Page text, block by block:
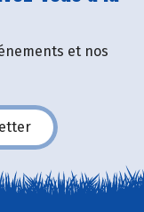
et nos